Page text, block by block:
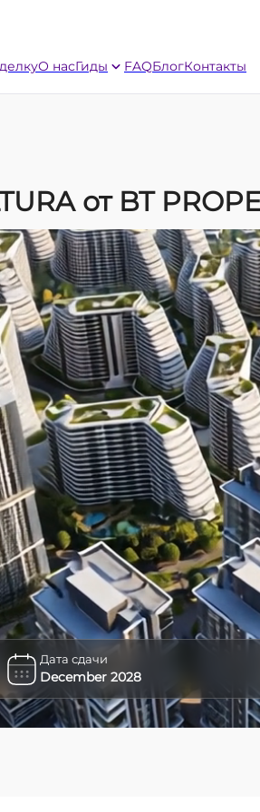
О насГиды FAQБлогКонтакты
от BT
Дата сдачи
December 2028